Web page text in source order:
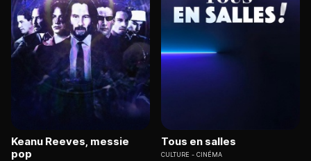
Keanu Reeves, messie
pop
Tous en salles
CULTURE CINÉMA